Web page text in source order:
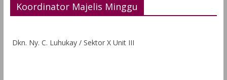
Koordinator Majelis Minggu
Dkn. Ny. C. Luhukay / Sektor X Unit III